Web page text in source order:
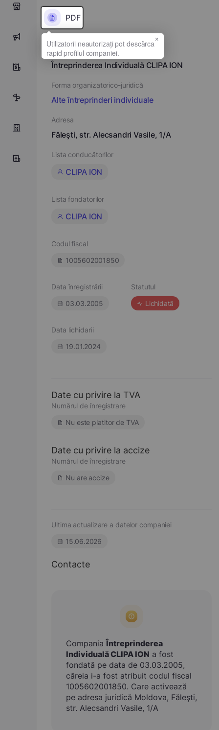
0
11
PDF
Denumirea completă
Întreprinderea Individuală CLIPA ION
Forma organizatorico-juridică
Alte întreprinderi individuale
Adresa
Făleşti, str. Alecsandri Vasile, 1/A
Lista conducătorilor
CLIPA ION
Lista fondatorilor
CLIPA ION
Codul fiscal
1005602001850
Data înregistrării
03.03.2005
Statutul
Lichidată
Data lichidarii
19.01.2024
Date cu privire la TVA
Numărul de înregistrare
Nu este platitor de TVA
Date cu privire la accize
Numărul de înregistrare
Nu are accize
Ultima actualizare a datelor companiei
15.06.2026
Contacte
CompaniaÎntreprinderea
Individuală CLIPA ION a fost
fondată pe data de 03.03.2005,
căreia i-a fost atribuit codul fiscal
1005602001850. Care activează
pe adresa juridică Moldova, Făleşti,
str. Alecsandri Vasile, 1/A
×